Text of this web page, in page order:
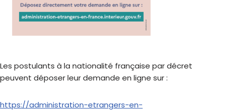
Les postulants à la nationalité française par décret
peuvent déposer leur demande en ligne sur :
https://administration-etrangers-en-